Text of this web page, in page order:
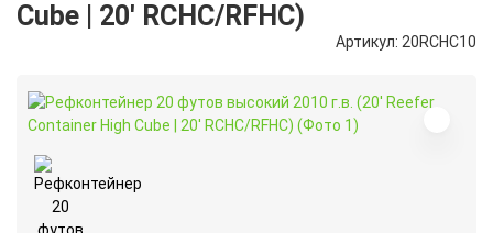
Cube | 20′ RCHC/RFHC)
Артикул: 20RCHC10